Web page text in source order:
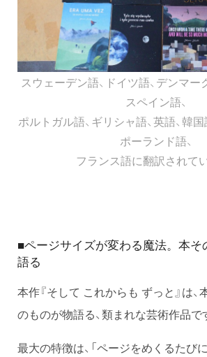
スウェーデン語、ドイツ語、デンマー
スペイン語、
ポルトガル語、ギリシャ語、英語、韓国
ポーランド語、
フランス語に翻訳されて
■ページサイズが変わる魔法。本そ
語る
本作『そして これからも ずっと』は
のものが物語る、類まれな芸術作品で
最大の特徴は、「ページをめくるたび